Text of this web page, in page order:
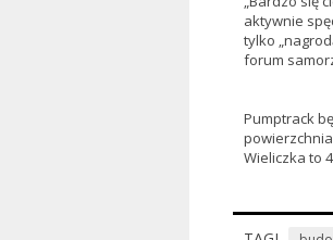
aktywnie
tylko
forum
Pumptrack
Wieliczka to